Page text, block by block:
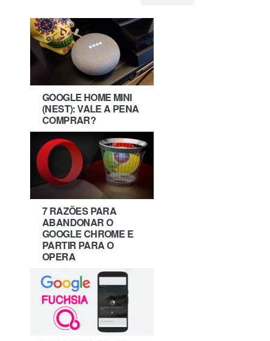
GOOGLE HOME MINI
(NEST): VALE A PENA
COMPRAR?
7 RAZÕES PARA
ABANDONAR O
GOOGLE CHROME E
PARTIR PARA O
OPERA